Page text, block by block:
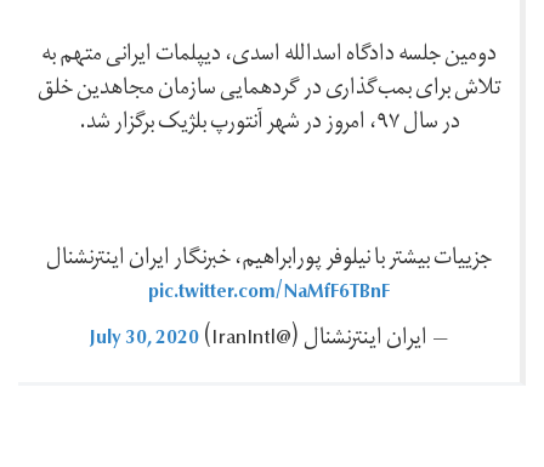
دومین جلسه دادگاه اسدالله اسدی، دیپلمات ایرانی متهم به
تلاش برای بمب‌گذاری در گردهمایی سازمان مجاهدین خلق
در سال ۹۷، امروز در شهر آنتورپ بلژیک برگزار شد.
جزییات بیشتر با نیلوفر پورابراهیم، خبرنگار ایران اینترنشنال
pic.twitter.com/NaMfF6TBnF
— ايران اينترنشنال (@IranIntl) July 30, 2020